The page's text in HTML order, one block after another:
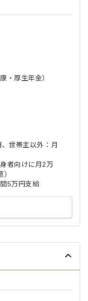
・厚生年金）
世帯主以外：月
者向けに月2万
5万円支給